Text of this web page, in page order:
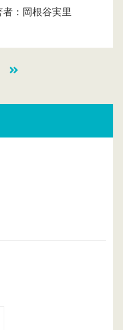
：岡根谷実里